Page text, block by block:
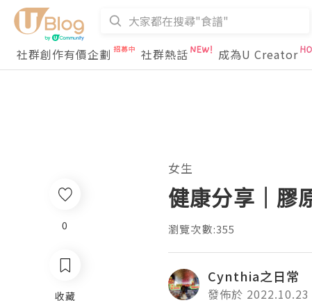
社群創作有價企劃 社群熱話 成為U Creator
0
收藏
女生
健康分享｜膠
瀏覽次數:355
Cynthia之日常
發佈於 2022.10.23